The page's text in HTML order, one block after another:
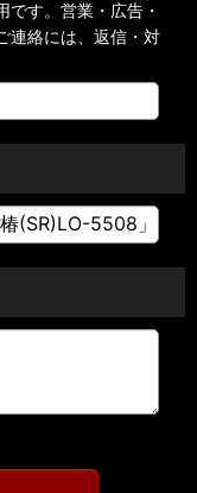
です。営業・広告・
連絡には、返信・対